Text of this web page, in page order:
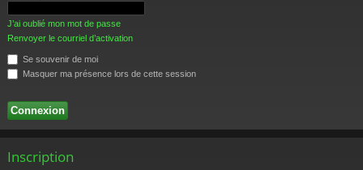
J’ai oublié mon mot de passe
Renvoyer le courriel d’activation
Se souvenir de moi
Masquer ma présence lors de cette session
Inscription